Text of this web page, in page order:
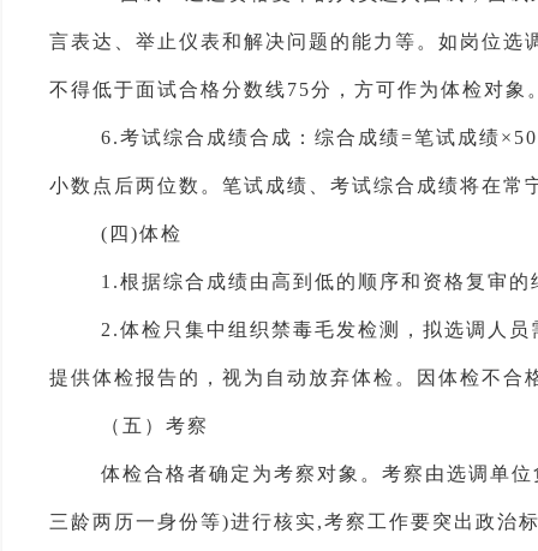
言表达、举止仪表和解决问题的能力等。如岗位
不得低于面试合格分数线75分，方可作为体检对象
6.考试综合成绩合成：综合成绩=笔试成绩
小数点后两位数。笔试成绩、考试综合成绩将在常
(四)体检
1.根据综合成绩由高到低的顺序和资格复审的
2.体检 只集中组织禁毒毛发检测， 拟选调人员
提供体检报告的，视为自动放弃体检。因体检不合
（ 五 ） 考察
体检合格者确定为考察对象。考察 由选调单
三龄两历一身份等)进行核实,考察工作要突出政治